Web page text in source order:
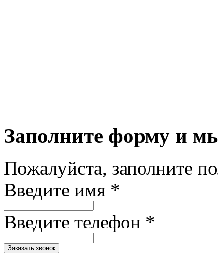
Заполните форму и
Пожалуйста, заполните
Введите имя *
Введите телефон *